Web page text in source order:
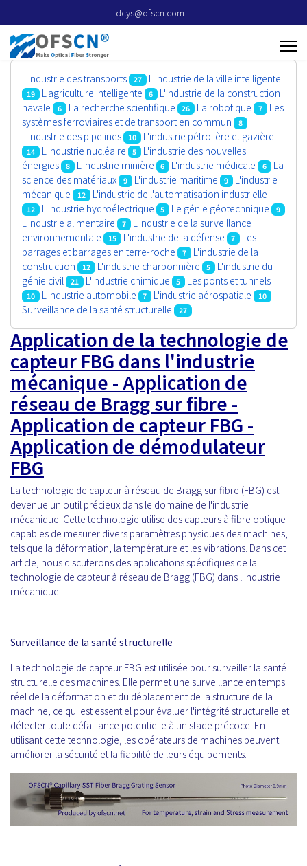
dcys@ofscn.com
L'industrie des transports 27 L'industrie de la ville intelligente
19 L'agriculture intelligente 6
L'industrie de la construction
navale
6 La recherche scientifique 26 La robotique 7
Les
systèmes ferroviaires et de transport en commun
8
L'industrie des pipelines 10 L'industrie pétrolière et gazière
14 L'industrie nucléaire 5
L'industrie des nouvelles
énergies
8 L'industrie minière 6 L'industrie médicale 6
La
science des matériaux
9 L'industrie maritime 9
L'industrie
mécanique
12 L'industrie de l'automatisation industrielle
12 L'industrie hydroélectrique 5 Le génie géotechnique 9
L'industrie alimentaire 7
L'industrie de la surveillance
environnementale
15 L'industrie de la défense 7
Les
barrages et barrages en terre-roche
7
L'industrie de la
construction
12 L'industrie charbonnière 5
L'industrie du
génie civil
21 L'industrie chimique 5 Les ponts et tunnels
10 L'industrie automobile 7 L'industrie aérospatiale 10
Surveillance de la santé structurelle 27
Application de la technologie de
capteur FBG dans l'industrie
mécanique - Application de
réseau de Bragg sur fibre -
Application de capteur FBG -
Application de démodulateur
FBG
La technologie de capteur à réseau de Bragg sur fibre (FBG) est
devenue un outil précieux dans le domaine de l'industrie
mécanique. Cette technologie utilise des capteurs à fibre optique
capables de mesurer divers paramètres physiques des machines,
tels que la déformation, la température et les vibrations. Dans cet
article, nous discuterons des applications spécifiques de la
technologie de capteur à réseau de Bragg (FBG) dans l'industrie
mécanique.
Surveillance de la santé structurelle
La technologie de capteur FBG est utilisée pour surveiller la santé
structurelle des machines. Elle permet une surveillance en temps
réel de la déformation et du déplacement de la structure de la
machine, ce qui est essentiel pour évaluer l'intégrité structurelle et
détecter toute défaillance potentielle à un stade précoce. En
utilisant cette technologie, les opérateurs de machines peuvent
améliorer la sécurité et la fiabilité de leurs équipements.